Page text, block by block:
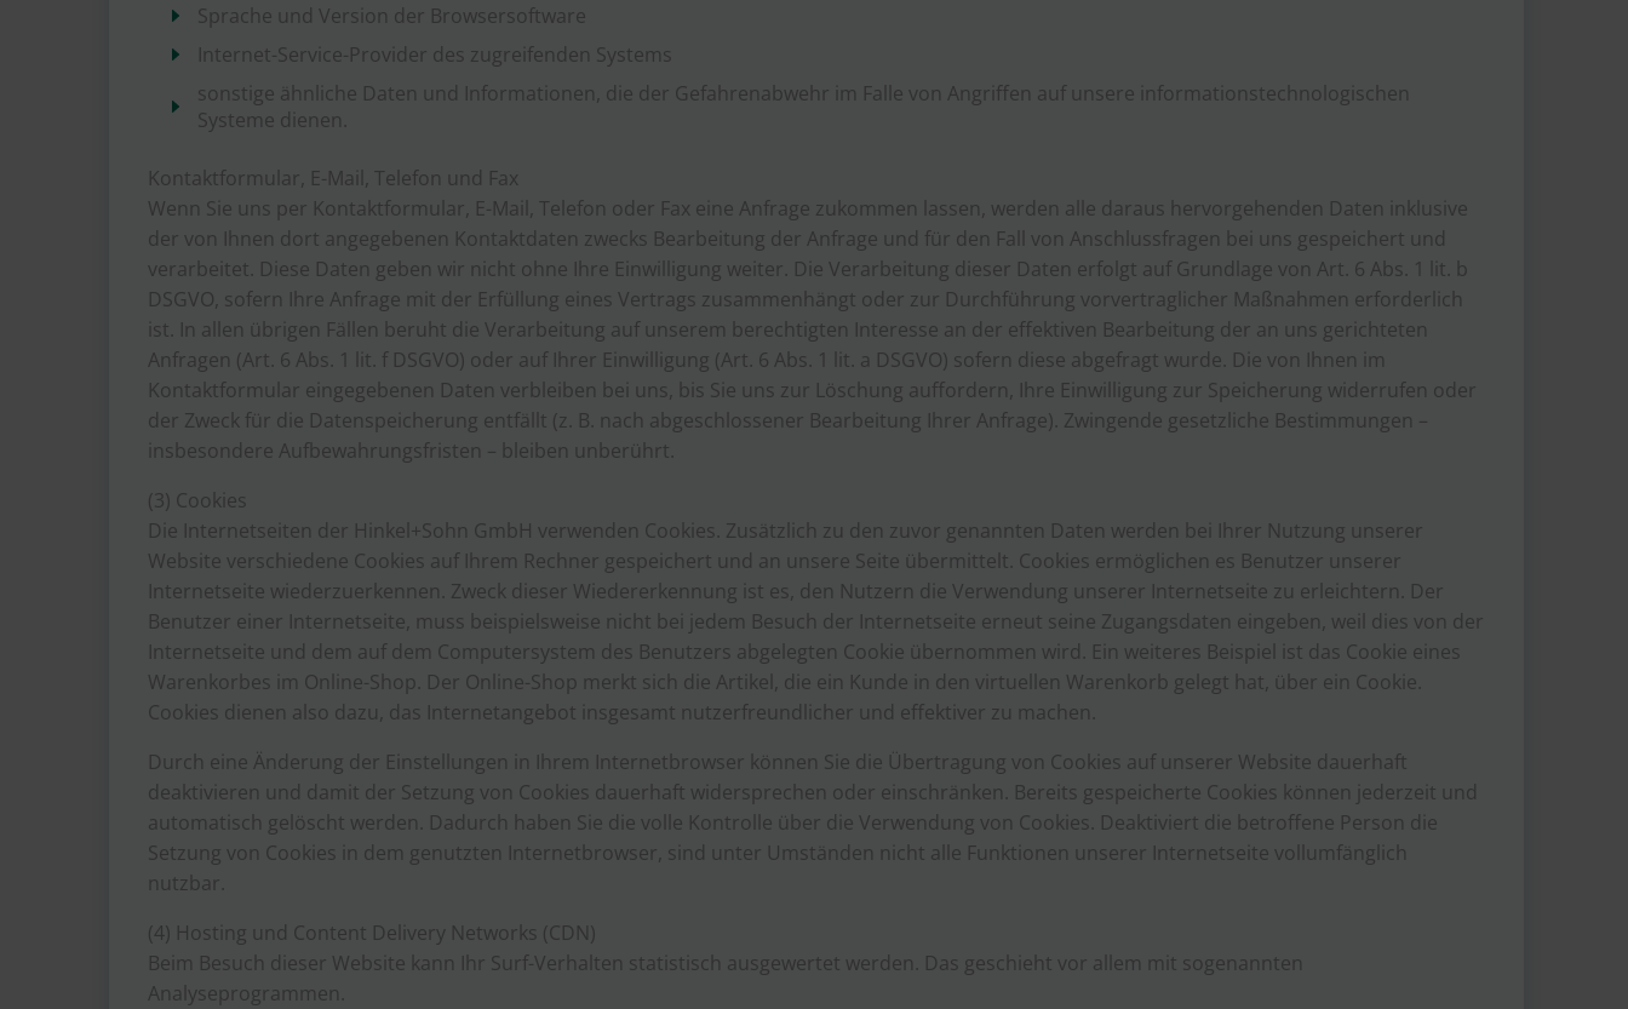
Sprache und Version der Browsersoftware
Internet-Service-Provider des zugreifenden Systems
sonstige ähnliche Daten und Informationen, die der Gefahrenabwehr im Falle von Angriffen auf unsere informationstechnologischen
Systeme dienen.
Kontaktformular, E-Mail, Telefon und Fax
Wenn Sie uns per Kontaktformular, E-Mail, Telefon oder Fax eine Anfrage zukommen lassen, werden alle daraus hervorgehenden Daten inklusive
der von Ihnen dort angegebenen Kontaktdaten zwecks Bearbeitung der Anfrage und für den Fall von Anschlussfragen bei uns gespeichert und
verarbeitet. Diese Daten geben wir nicht ohne Ihre Einwilligung weiter. Die Verarbeitung dieser Daten erfolgt auf Grundlage von Art. 6 Abs. 1 lit. b
DSGVO, sofern Ihre Anfrage mit der Erfüllung eines Vertrags zusammenhängt oder zur Durchführung vorvertraglicher Maßnahmen erforderlich
ist. In allen übrigen Fällen beruht die Verarbeitung auf unserem berechtigten Interesse an der effektiven Bearbeitung der an uns gerichteten
Anfragen (Art. 6 Abs. 1 lit. f DSGVO) oder auf Ihrer Einwilligung (Art. 6 Abs. 1 lit. a DSGVO) sofern diese abgefragt wurde. Die von Ihnen im
Kontaktformular eingegebenen Daten verbleiben bei uns, bis Sie uns zur Löschung auffordern, Ihre Einwilligung zur Speicherung widerrufen oder
der Zweck für die Datenspeicherung entfällt (z. B. nach abgeschlossener Bearbeitung Ihrer Anfrage). Zwingende gesetzliche Bestimmungen –
insbesondere Aufbewahrungsfristen – bleiben unberührt.
(3) Cookies
Die Internetseiten der Hinkel+Sohn GmbH verwenden Cookies. Zusätzlich zu den zuvor genannten Daten werden bei Ihrer Nutzung unserer
Website verschiedene Cookies auf Ihrem Rechner gespeichert und an unsere Seite übermittelt. Cookies ermöglichen es Benutzer unserer
Internetseite wiederzuerkennen. Zweck dieser Wiedererkennung ist es, den Nutzern die Verwendung unserer Internetseite zu erleichtern. Der
Benutzer einer Internetseite, muss beispielsweise nicht bei jedem Besuch der Internetseite erneut seine Zugangsdaten eingeben, weil dies von der
Internetseite und dem auf dem Computersystem des Benutzers abgelegten Cookie übernommen wird. Ein weiteres Beispiel ist das Cookie eines
Warenkorbes im Online-Shop. Der Online-Shop merkt sich die Artikel, die ein Kunde in den virtuellen Warenkorb gelegt hat, über ein Cookie.
Cookies dienen also dazu, das Internetangebot insgesamt nutzerfreundlicher und effektiver zu machen.
Durch eine Änderung der Einstellungen in Ihrem Internetbrowser können Sie die Übertragung von Cookies auf unserer Website dauerhaft
deaktivieren und damit der Setzung von Cookies dauerhaft widersprechen oder einschränken. Bereits gespeicherte Cookies können jederzeit und
automatisch gelöscht werden. Dadurch haben Sie die volle Kontrolle über die Verwendung von Cookies. Deaktiviert die betroffene Person die
Setzung von Cookies in dem genutzten Internetbrowser, sind unter Umständen nicht alle Funktionen unserer Internetseite vollumfänglich
nutzbar.
(4) Hosting und Content Delivery Networks (CDN)
Beim Besuch dieser Website kann Ihr Surf-Verhalten statistisch ausgewertet werden. Das geschieht vor allem mit sogenannten
Analyseprogrammen.